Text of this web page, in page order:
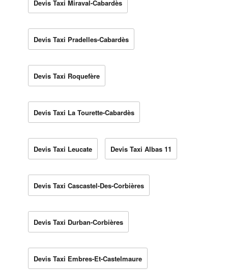
Devis Taxi Miraval-Cabardès
Devis Taxi Pradelles-Cabardès
Devis Taxi Roquefère
Devis Taxi La Tourette-Cabardès
Devis Taxi Leucate Devis Taxi Albas 11
Devis Taxi Cascastel-Des-Corbières
Devis Taxi Durban-Corbières
Devis Taxi Embres-Et-Castelmaure